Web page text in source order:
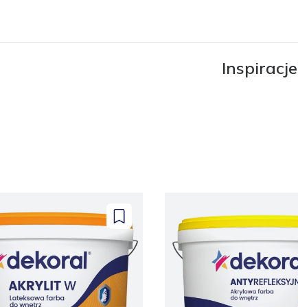
Inspiracje
Dodaj
do
zapisanych